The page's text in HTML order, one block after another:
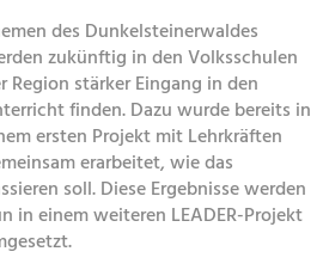
und
und Forschung.
des Dunkelsteinerwaldes
zukünftig in den Volksschulen
Region stärker Eingang in den
finden. Dazu wurde bereits in
ersten Projekt mit Lehrkräften
erarbeitet, wie das
soll. Diese Ergebnisse werden
in einem weiteren LEADER-Projekt